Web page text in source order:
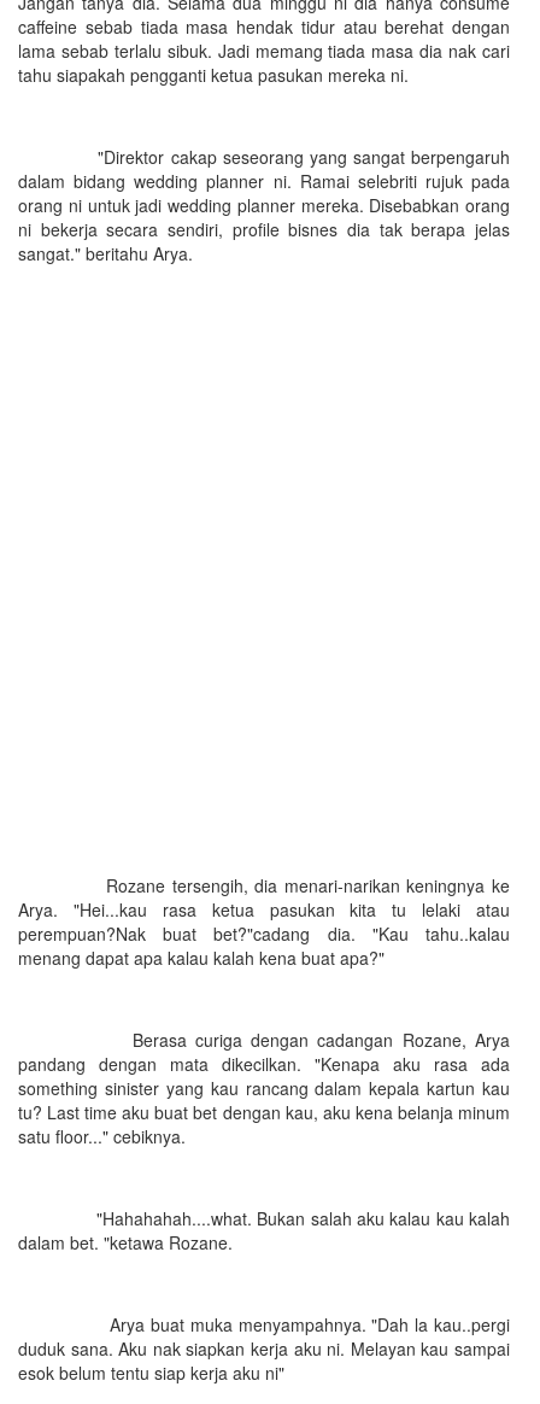
caffeine sebab tiada masa hendak tidur atau berehat dengan
lama sebab terlalu sibuk. Jadi memang tiada masa dia nak cari
tahu siapakah pengganti ketua pasukan mereka ni.
"Direktor cakap seseorang yang sangat berpengaruh
dalam bidang wedding planner ni. Ramai selebriti rujuk pada
orang ni untuk jadi wedding planner mereka. Disebabkan orang
ni bekerja secara sendiri, profile bisnes dia tak berapa jelas
sangat." beritahu Arya.
Rozane tersengih, dia menari-narikan keningnya ke
Arya. "Hei...kau rasa ketua pasukan kita tu lelaki atau
perempuan?Nak buat bet?"cadang dia. "Kau tahu..kalau
menang dapat apa kalau kalah kena buat apa?"
Berasa curiga dengan cadangan Rozane, Arya
pandang dengan mata dikecilkan. "Kenapa aku rasa ada
something sinister yang kau rancang dalam kepala kartun kau
tu? Last time aku buat bet dengan kau, aku kena belanja minum
satu floor..." cebiknya.
"Hahahahah....what. Bukan salah aku kalau kau kalah
dalam bet. "ketawa Rozane.
Arya buat muka menyampahnya. "Dah la kau..pergi
duduk sana. Aku nak siapkan kerja aku ni. Melayan kau sampai
esok belum tentu siap kerja aku ni"